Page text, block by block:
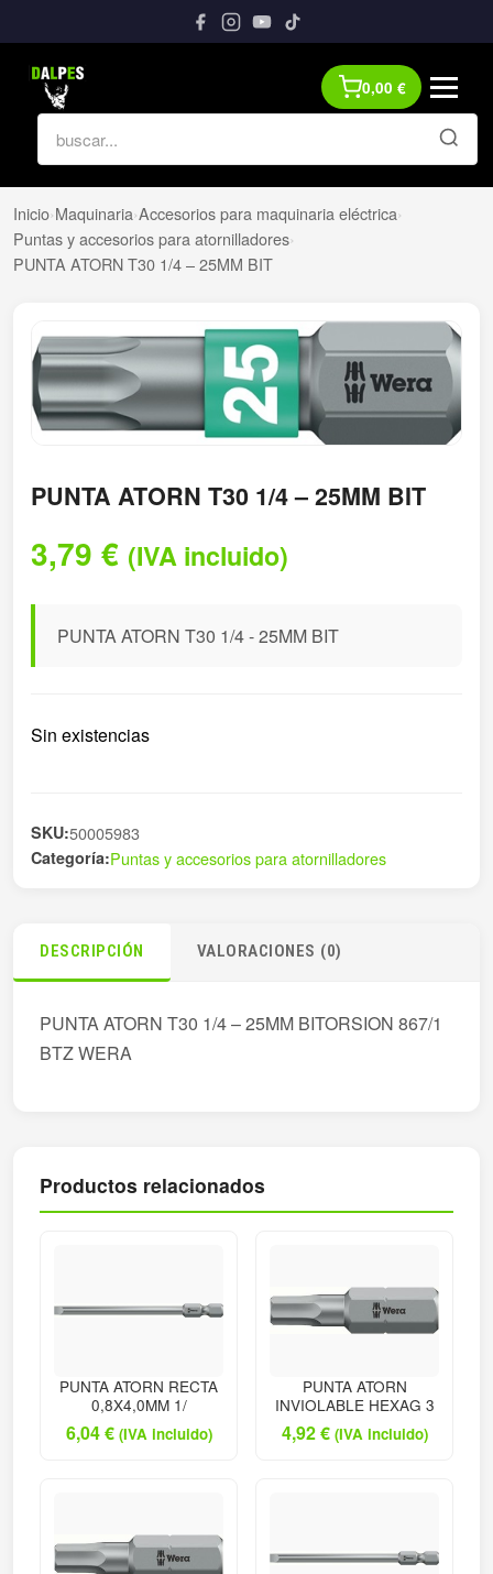
0,00 €
Inicio›Maquinaria›Accesorios para maquinaria eléctrica›
Puntas y accesorios para atornilladores›
PUNTA ATORN T30 1/4 – 25MM BIT
PUNTA ATORN T30 1/4 – 25MM BIT
3,79 € (IVA incluido)
PUNTA ATORN T30 1/4 - 25MM BIT
Sin existencias
SKU:50005983
Categoría:Puntas y accesorios para atornilladores
DESCRIPCIÓN VALORACIONES (0)
PUNTA ATORN T30 1/4 – 25MM BITORSION 867/1
BTZ WERA
Productos relacionados
PUNTA ATORN RECTA
0,8X4,0MM 1/
6,04€ (IVA incluido)
PUNTA ATORN
INVIOLABLE HEXAG 3
4,92€ (IVA incluido)